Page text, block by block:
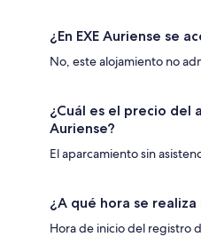
¿En EXE Auriense se
No, este alojamiento no
¿Cuál es el precio del
Auriense?
El aparcamiento sin
¿A qué hora se realiza
Hora de inicio del registro